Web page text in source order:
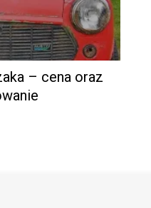
– cena oraz